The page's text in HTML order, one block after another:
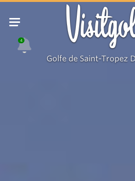
4
Golfe de Saint-Tropez